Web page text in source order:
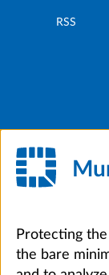
RSS
Protecting
the bare